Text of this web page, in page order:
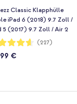
Classic Klapphülle
iPad 6 (2018) 9.7 Zoll /
5 (2017) 9.7 Zoll / Air 2
Air 1 (2013) - Schwarz
(227)
€